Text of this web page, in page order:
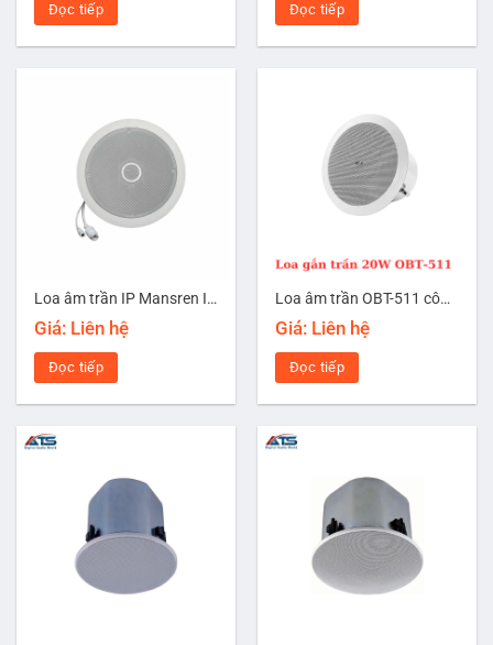
Đọc tiếp Đọc tiếp
Loa âm trần IP Mansren IP-9020C
Giá: Liên hệ
Đọc tiếp
Loa âm trần OBT-511 công suất 20W
Giá: Liên hệ
Đọc tiếp